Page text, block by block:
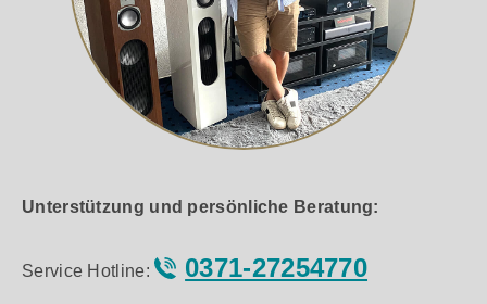
Unterstützung und persönliche Beratung:
Service Hotline: 0371-27254770